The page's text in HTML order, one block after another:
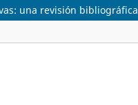
una revisión bibliográfica